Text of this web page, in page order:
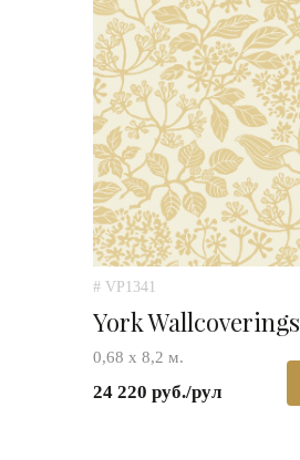
# VP1341
York Wallcoverings
0,68 х 8,2 м.
24 220 руб./рул